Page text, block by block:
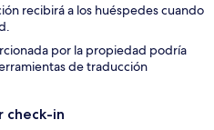
recibirá a los huéspedes cuando
por la propiedad podría
de traducción
check-in